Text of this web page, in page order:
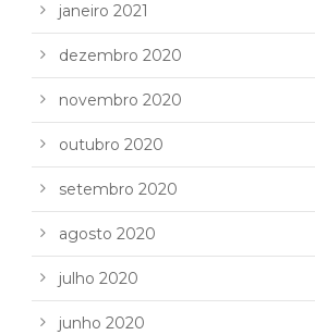
janeiro 2021
dezembro 2020
novembro 2020
outubro 2020
setembro 2020
agosto 2020
julho 2020
junho 2020